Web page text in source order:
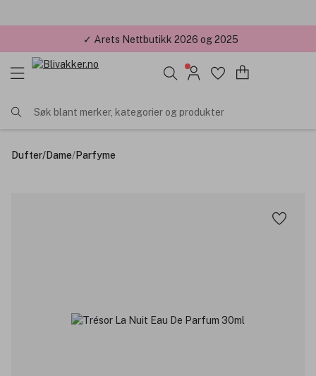
✓ Årets Nettbutikk 2026 og 2025
Søk blant merker, kategorier og produkter
Dufter/Dame/Parfyme